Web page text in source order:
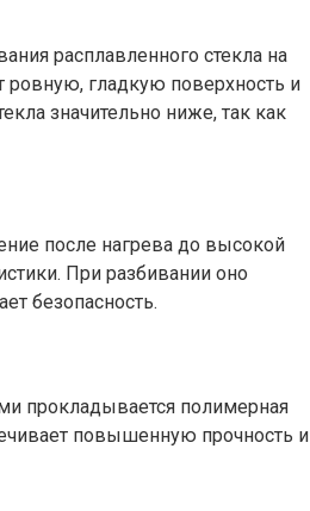
расплавленного стекла на
ровную, гладкую поверхность и
значительно ниже, так как
после нагрева до высокой
При разбивании оно
безопасность.
прокладывается полимерная
повышенную прочность и